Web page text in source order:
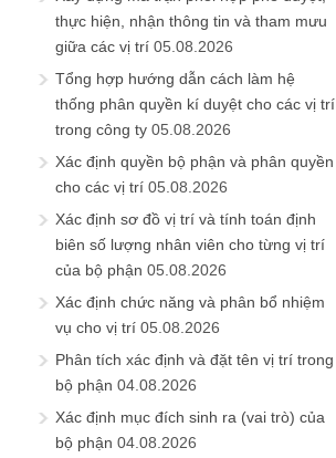
thực hiện, nhận thông tin và tham mưu
giữa các vị trí 05.08.2026
Tổng hợp hướng dẫn cách làm hệ
thống phân quyền kí duyệt cho các vị trí
trong công ty 05.08.2026
Xác định quyền bộ phận và phân quyền
cho các vị trí 05.08.2026
Xác định sơ đồ vị trí và tính toán định
biên số lượng nhân viên cho từng vị trí
của bộ phận 05.08.2026
Xác định chức năng và phân bổ nhiệm
vụ cho vị trí 05.08.2026
Phân tích xác định và đặt tên vị trí trong
bộ phận 04.08.2026
Xác định mục đích sinh ra (vai trò) của
bộ phận 04.08.2026